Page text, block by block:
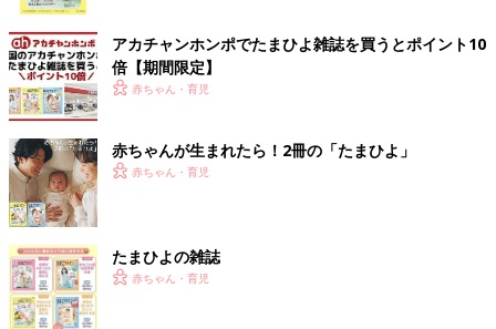
夏らしくて可愛らしいバッグですよね。
柄が可愛いマリメッコとのコラボ♪ ユニクロの「ラ
ウンドミニショルダーバッグ」
アカチャンホンポでたまひよ雑誌を買うとポイント10
倍【期間限定】
赤ちゃん・育児
赤ちゃんが生まれたら！2冊の「たまひよ」
赤ちゃん・育児
たまひよの雑誌
赤ちゃん・育児